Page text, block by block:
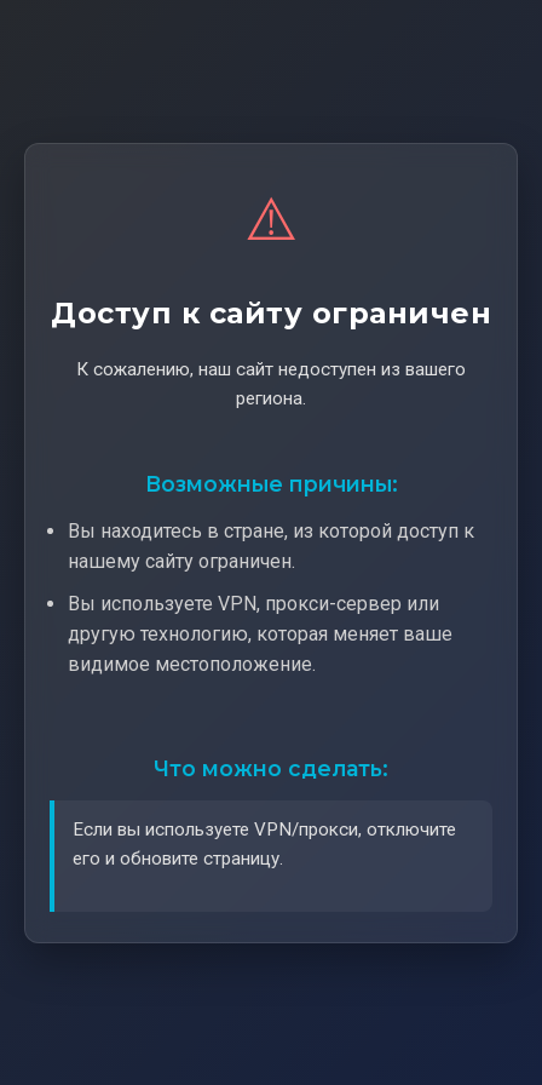
⚠️
Доступ к сайту ограничен
К сожалению, наш сайт недоступен из вашего
региона.
Возможные причины:
Вы находитесь в стране, из которой доступ к
нашему сайту ограничен.
Вы используете VPN, прокси-сервер или
другую технологию, которая меняет ваше
видимое местоположение.
Что можно сделать:
Если вы используете VPN/прокси, отключите
его и обновите страницу.